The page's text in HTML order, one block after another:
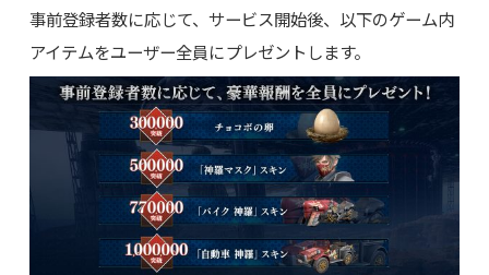
事前登録者数に応じて、サービス開始後、以下のゲーム内
アイテムをユーザー全員にプレゼントします。